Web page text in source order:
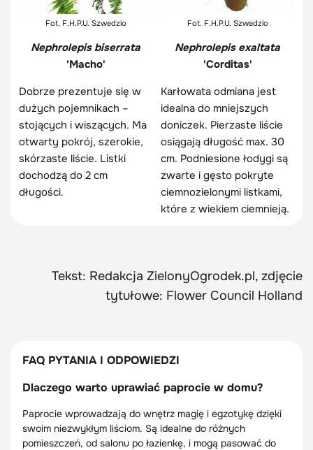
Fot. F.H.P.U. Szwedzio Fot. F.H.P.U. Szwedzio
Nephrolepis biserrata
'Macho'
Dobrze prezentuje się w
dużych pojemnikach –
stojących i wiszących. Ma
otwarty pokrój, szerokie,
skórzaste liście. Listki
dochodzą do 2 cm
długości.
Nephrolepis exaltata
'Corditas'
Karłowata odmiana jest
idealna do mniejszych
doniczek. Pierzaste liście
osiągają długość max. 30
cm. Podniesione łodygi są
zwarte i gęsto pokryte
ciemnozielonymi listkami,
które z wiekiem ciemnieją.
Tekst: Redakcja ZielonyOgrodek.pl, zdjęcie
tytułowe: Flower Council Holland
FAQ PYTANIA I ODPOWIEDZI
Dlaczego warto uprawiać paprocie w domu?
Paprocie wprowadzają do wnętrz magię i egzotykę dzięki
swoim niezwykłym liściom. Są idealne do różnych
pomieszczeń, od salonu po łazienkę, i mogą pasować do